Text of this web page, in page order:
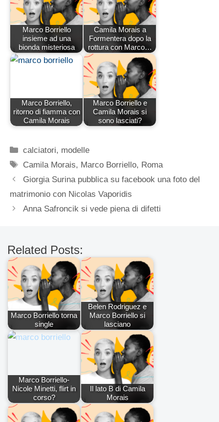
Marco Borriello
insieme ad una
bionda misteriosa
Camila Morais a
Formentera dopo la
rottura con Marco…
Marco Borriello,
ritorno di fiamma con
Camila Morais
Marco Borriello e
Camila Morais si
sono lasciati?
Categorie
calciatori, modelle
Tag
Camila Morais, Marco Borriello, Roma
Giorgia Surina pubblica su facebook una foto del
matrimonio con Nicolas Vaporidis
Anna Safroncik si vede piena di difetti
Related Posts:
Marco Borriello torna
single
Belen Rodriguez e
Marco Borriello si
lasciano
Marco Borriello-
Nicole Minetti, flirt in
corso?
Il lato B di Camila
Morais